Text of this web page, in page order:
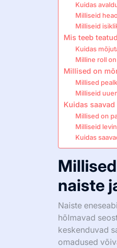
Kuidas
Milliseid
Milliseid
Mis teeb
Kuidas
Milline roll
Millised on
Millised
Milliseid
Kuidas
Millised on
Milliseid
Kuidas
naiste
Naiste
hõlmavad
keskenduvad
omadused